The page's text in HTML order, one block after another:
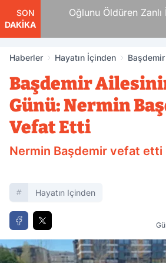
SON
DAKİKA
Oğlunu Öldüren Zanlı İle
Haberler Hayatın İçinden
Başdemir
Günü: Nermin
Vefat Etti
Nermin Başdemir vefat etti
Hayatın Içinden